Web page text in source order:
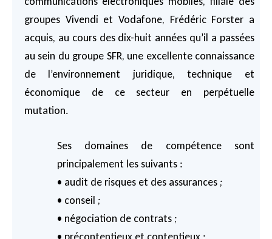
groupes Vivendi et Vodafone, Frédéric Forster a
acquis, au cours des dix-huit années qu’il a passées
au sein du groupe SFR, une excellente connaissance
de l’environnement juridique, technique et
économique de ce secteur en perpétuelle
mutation.
Ses domaines de compétence sont
principalement les suivants :
• audit de risques et des assurances ;
• conseil ;
• négociation de contrats ;